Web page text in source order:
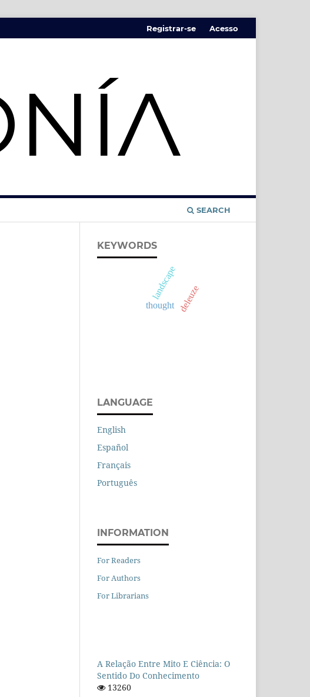
SEARCH
Registrar-se Acesso
KEYWORDS
deleuze
landscape
thought
LANGUAGE
English
Español
Français
Português
INFORMATION
For Readers
For Authors
For Librarians
A Relação Entre Mito E Ciência: O
Sentido Do Conhecimento
13260